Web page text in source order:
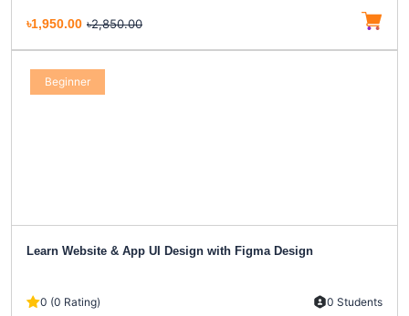
৳1,950.00 ৳2,850.00
Beginner
Learn Website & App UI Design with Figma Design
0 (0 Rating) 0 Students